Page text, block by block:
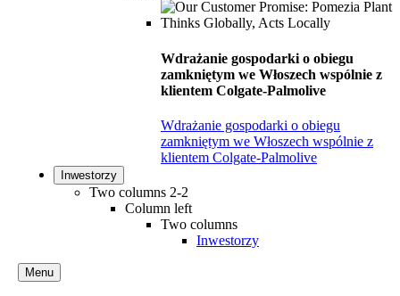
Wdrażanie gospodarki o obiegu
zamkniętym we Włoszech wspólnie z
klientem Colgate-Palmolive
Wdrażanie gospodarki o obiegu
zamkniętym we Włoszech wspólnie z
klientem Colgate-Palmolive
Inwestorzy
Two columns 2-2
Column left
Two columns
Inwestorzy
Menu